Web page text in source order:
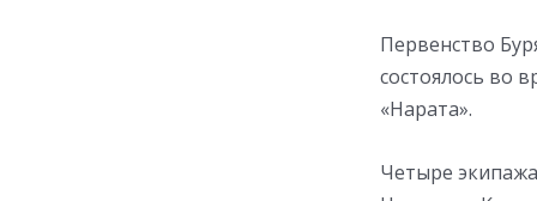
Первенство
состоялось во
«Нарата».
Четыре